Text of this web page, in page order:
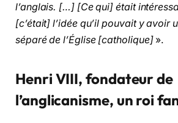
l’anglais. […] [Ce qui] était
[c’était] l’idée qu’il pouvait y avoir
séparé de l’Église [catholique]».
Henri VIII, fondateur de
l’anglicanisme, un roi